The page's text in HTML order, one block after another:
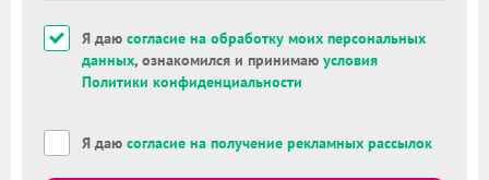
Я даю согласие на обработку моих персональных
данных, ознакомился и принимаю условия
Политики конфиденциальности
Я даю согласие на получение рекламных рассылок